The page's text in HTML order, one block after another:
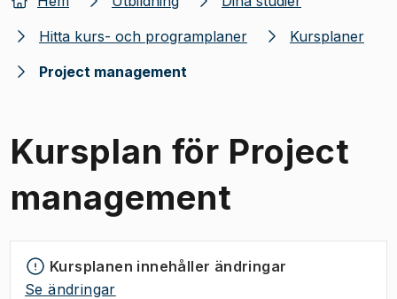
Hitta kurs- och programplaner
Kursplaner
Project management
Kursplan för Project
management
Kursplanen innehåller ändringar
Se ändringar